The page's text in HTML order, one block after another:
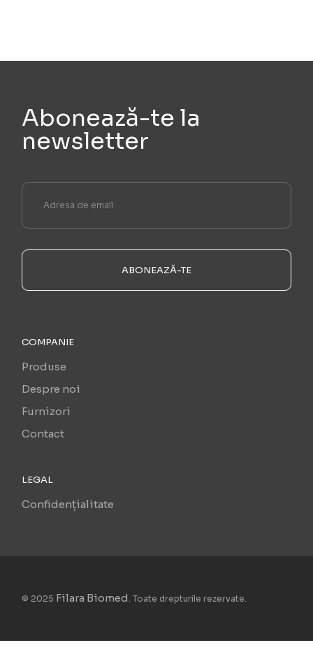
Abonează-te la
newsletter
ABONEAZĂ-TE
COMPANIE
Produse
Despre noi
Furnizori
Contact
LEGAL
Confidențialitate
© 2025 Filara Biomed . Toate drepturile rezervate.